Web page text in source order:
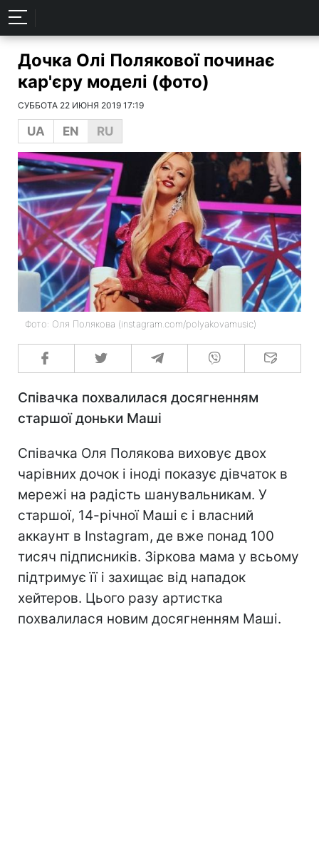
Дочка Олі Полякової починає
кар'єру моделі (фото)
СУББОТА 22 ИЮНЯ 2019 17:19
UA EN RU
Фото: Оля Полякова (instagram.com/polyakovamusic)
Співачка похвалилася досягненням
старшої доньки Маші
Співачка Оля Полякова виховує двох
чарівних дочок і іноді показує дівчаток в
мережі на радість шанувальникам. У
старшої, 14-річної Маші є і власний
аккаунт в Instagram, де вже понад 100
тисяч підписників. Зіркова мама у всьому
підтримує її і захищає від нападок
хейтеров. Цього разу артистка
похвалилася новим досягненням Маші.